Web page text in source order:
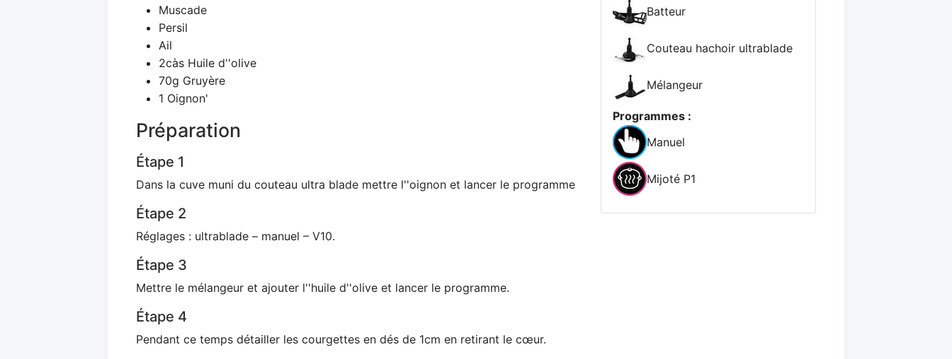
Muscade
Persil
Ail
2càs Huile d''olive
70g Gruyère
1 Oignon'
Préparation
Étape 1
Dans la cuve muni du couteau ultra blade mettre l''oignon et lancer le programme
Étape 2
Réglages : ultrablade – manuel – V10.
Étape 3
Mettre le mélangeur et ajouter l''huile d''olive et lancer le programme.
Étape 4
Pendant ce temps détailler les courgettes en dés de 1cm en retirant le cœur.
Batteur
Couteau hachoir ultrablade
Mélangeur
Programmes :
Manuel
Mijoté P1